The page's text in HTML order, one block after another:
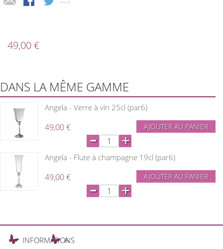
49,00 €
DANS LA MÊME GAMME
Angela - Verre à vin 25cl (par6)
49,00 € AJOUTER AU PANIER
- +
Angela - Flute à champagne 19cl (par6)
49,00 € AJOUTER AU PANIER
- +
INFORMATIONS
A